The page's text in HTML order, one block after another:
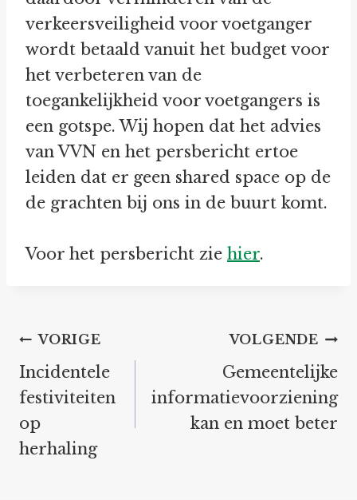
verkeersveiligheid voor voetganger
wordt betaald vanuit het budget voor
het verbeteren van de
toegankelijkheid voor voetgangers is
een gotspe. Wij hopen dat het advies
van VVN en het persbericht ertoe
leiden dat er geen shared space op de
de grachten bij ons in de buurt komt.
Voor het persbericht zie hier.
Bericht
navigatie
VORIGE
Incidentele
festiviteiten
op
herhaling
VOLGENDE
Gemeentelijke
informatievoorziening
kan en moet beter